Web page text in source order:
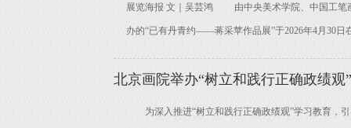
展览海报 文｜吴芸鸿 由中央美术学院、中国工笔
办的“已有丹青约——蒋采苹作品展”于2026年4月30
北京画院举办“树立和践行正确政绩
为深入推进“树立和践行正确政绩观”学习教育，引